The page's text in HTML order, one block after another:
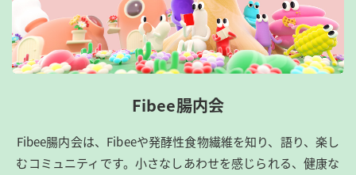
Fibee腸内会
Fibee腸内会は、​Fibeeや発酵性食物繊維を知り、語り、楽し
むコミュニティです。​小さなしあわせを感じられる、健康な